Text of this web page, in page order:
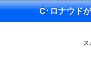
C･ロナウド